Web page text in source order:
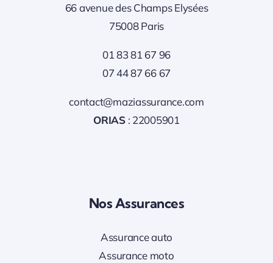
66 avenue des Champs Elysées
75008 Paris
01 83 81 67 96
07 44 87 66 67
contact@maziassurance.com
ORIAS: 22005901
Nos Assurances
Assurance auto
Assurance moto